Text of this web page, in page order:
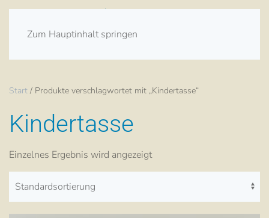
Zum Hauptinhalt springen
Start / Produkte verschlagwortet mit „Kindertasse“
Kindertasse
Einzelnes Ergebnis wird angezeigt